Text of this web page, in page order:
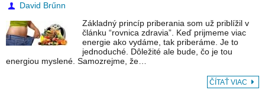
David Brűnn
Základný princíp priberania som už priblížil v
článku “rovnica zdravia”. Keď prijmeme viac
energie ako vydáme, tak priberáme. Je to
jednoduché. Dôležité ale bude, čo je tou
energiou myslené. Samozrejme, že…
ČÍTAŤ VIAC